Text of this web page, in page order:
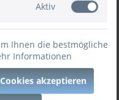
Aktiv
Ihnen die bestmögliche
Informationen
Cookies akzeptieren